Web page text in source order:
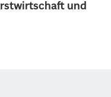
und